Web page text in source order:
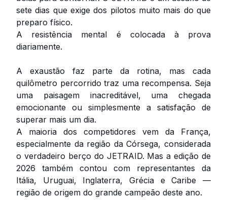
sete dias que exige dos pilotos muito mais do que
preparo físico.
A resistência mental é colocada à prova
diariamente.
A exaustão faz parte da rotina, mas cada
quilômetro percorrido traz uma recompensa. Seja
uma paisagem inacreditável, uma chegada
emocionante ou simplesmente a satisfação de
superar mais um dia.
A maioria dos competidores vem da França,
especialmente da região da Córsega, considerada
o verdadeiro berço do JETRAID. Mas a edição de
2026 também contou com representantes da
Itália, Uruguai, Inglaterra, Grécia e Caribe —
região de origem do grande campeão deste ano.